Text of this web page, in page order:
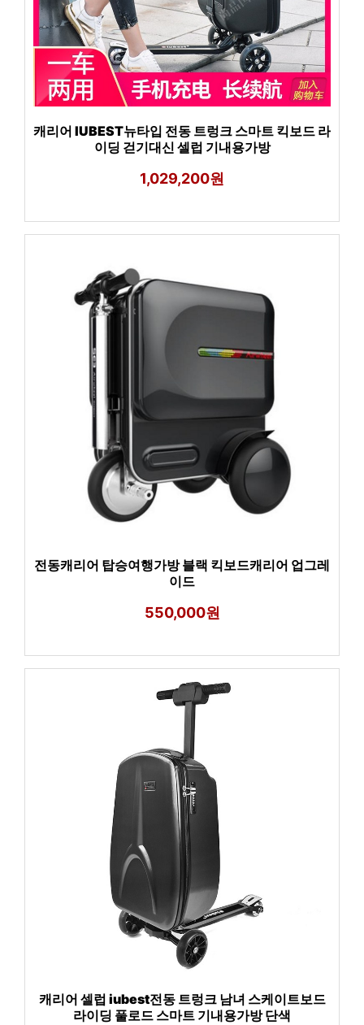
캐리어 IUBEST뉴타입 전동 트렁크 스마트 킥보드 라
이딩 걷기대신 셀럽 기내용가방
1,029,200원
전동캐리어 탑승여행가방 블랙 킥보드캐리어 업그레
이드
550,000원
캐리어 셀럽 iubest전동 트렁크 남녀 스케이트보드
라이딩 풀로드 스마트 기내용가방 단색